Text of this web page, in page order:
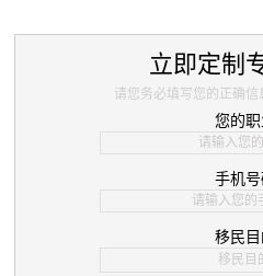
立即定制
请您务必填写您的正确
您的职
手机
移民目
移民目